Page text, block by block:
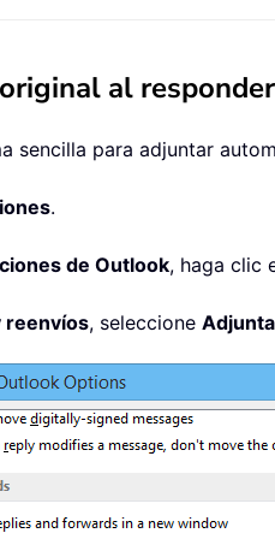
al
sencilla para adjuntar
.
de Outlook, haga clic
reenvíos, seleccione